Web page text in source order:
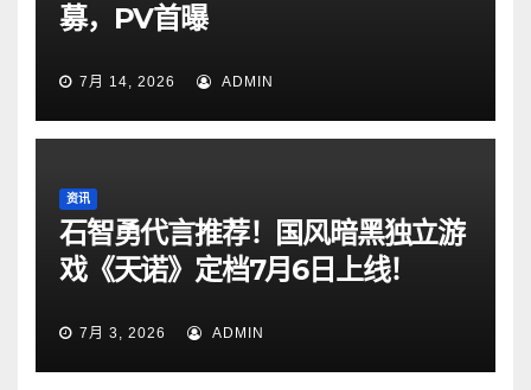
募，PV首曝
7月 14, 2026 ADMIN
资讯
石智勇代言推荐！国风暗黑独立游
戏《天诺》定档7月6日上线！
7月 3, 2026 ADMIN